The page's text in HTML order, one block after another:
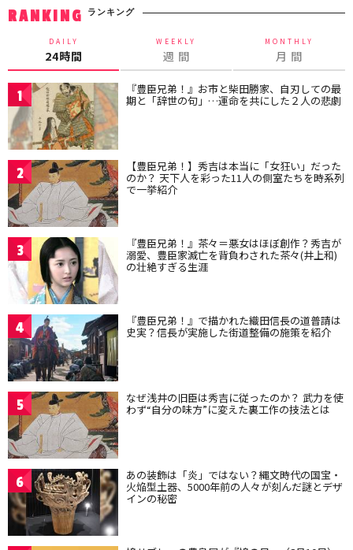
RANKING ランキング
DAILY
24時間
WEEKLY
週 間
MONTHLY
月 間
1 『豊臣兄弟！』お市と柴田勝家、自刃しての最
期と「辞世の句」…運命を共にした２人の悲劇
2 【豊臣兄弟！】秀吉は本当に「女狂い」だった
のか？ 天下人を彩った11人の側室たちを時系列
で一挙紹介
3 『豊臣兄弟！』茶々＝悪女はほぼ創作？秀吉が
溺愛、豊臣家滅亡を背負わされた茶々(井上和)
の壮絶すぎる生涯
4 『豊臣兄弟！』で描かれた織田信長の道普請は
史実？信長が実施した街道整備の施策を紹介
5 なぜ浅井の旧臣は秀吉に従ったのか？ 武力を使
わず“自分の味方”に変えた裏工作の技法とは
6 あの装飾は「炎」ではない？縄文時代の国宝・
火焔型土器、5000年前の人々が刻んだ謎とデザ
インの秘密